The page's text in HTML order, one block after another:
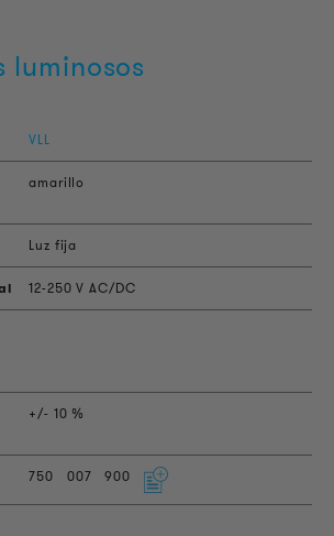
luminosos
VLL
amarillo
Luz fija
12-250 V AC/DC
+/- 10 %
750 007 900